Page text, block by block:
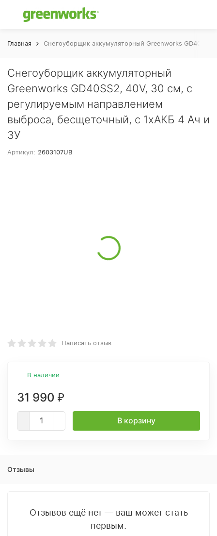
Главная Снегоуборщик аккумуляторный Greenworks
Снегоуборщик аккумуляторный
Greenworks GD40SS2, 40V, 30 см, с
регулируемым направлением
выброса, бесщеточный, с 1хАКБ 4 Ач и
ЗУ
Артикул: 2603107UB
Написать отзыв
В наличии
31 990 ₽
В корзину
Отзывы
Отзывов ещё нет — ваш может стать
первым.